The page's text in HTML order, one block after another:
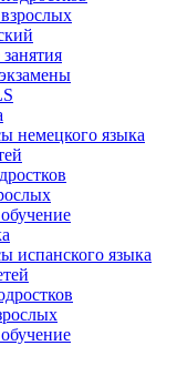
немецкого языка
испанского языка